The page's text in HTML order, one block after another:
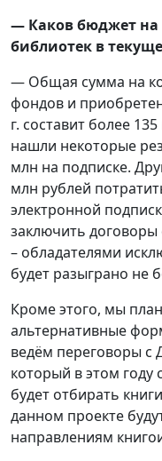
— Каков бюджет на
библиотек в
— Общая сумма на
фондов и
г. составит более
нашли некоторые
млн на подписке.
млн рублей
электронной
заключить
– обладателями
будет разыграно не
Кроме этого, мы
альтернативные
ведём переговоры
который в этом году
будет отбирать
данном проекте
направлениям